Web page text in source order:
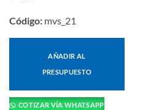
Código: mvs_21
AÑADIR AL
PRESUPUESTO
COTIZAR VÍA WHATSAPP